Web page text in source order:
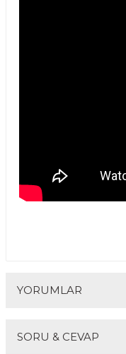
YORUMLAR
SORU & CEVAP